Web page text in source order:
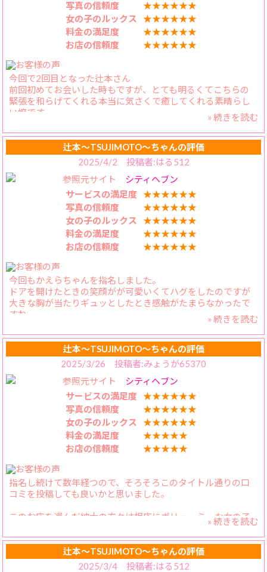
【スタッフの対応】
電話予約でいつも女性の方が対応してくれるんですが、とて
も丁寧で、自分にとっての最安値のイベントを教えてもらえる
ので大変助かっています。今後も続けて欲しいと思います。
写真の信頼度
★★★★★★
女の子のルックス
★★★★★★
料金の満足度
★★★★★★
お店の信頼度
★★★★★★
今回で2回目となった辻本さん
前回初めてお会いした時もですが、とても明るくてこちらの
緊張を和らげてくれる本当に気さくで癒してくれる素晴らし
い嬢です。
今回2回目という事もあり、お互いの悦びポイントも分かり合
えたプレイで前回にも増して大変盛り上がりました❗️
ここ最近年齢からかなかなか1回終わると愚息が熟睡してしま
う事が多かったのですが、辻本さんといちゃいちゃしている
と前回も同様にめちゃくちゃ愚息が頑張ってくれます。
それも全て辻本さんの「癒し」と「いやらしさ」のお陰で
前回も辻本さんが誰かに似てるな〜とモヤモヤして帰ったの
ですが、帰りの電車で『あっ！黒◯華さんだ！！』
と思い出し、心も体もスッキリして家路につきました。
こちらのお店は女の子は勿論、スタッフさんも対応が良く
て、いつも信頼できるお店なので安心して遊べます。
また近いうちに遊びに行きますので、その時も宜しくお願い
します❗️
» 続きを読む
辻本〜TSUJIMOTO〜ちゃんの評価
2025/4/2 投稿者:はる512
参照元サイト シティヘブン
サービスの満足度
★★★★★★
写真の信頼度
★★★★★★
女の子のルックス
★★★★★★
料金の満足度
★★★★★★
お店の信頼度
★★★★★★
今回もかえらちゃんを指名しました。
ドアを開けたときの笑顔がが可愛いくてハグをしたのですが
大きな胸が当たりギュッとしたとき感触がたまらなかったで
すね。
裸になると迫力の大きな胸にお尻が私好みの体に興奮します
ね。
浴槽でのプレイは、ベッドでのプレイとまた違った感じがし
ますね。
ベッドに戻りプレイ再開濃厚なプレイで最高ですね。
プレイ中のかえらちゃんが凄く可愛くて何度もキスしちゃい
かえらちゃんを推しになっちゃいますね。次回も指名しま
コースもさらに長いコースします。
スタッフさんの対応も丁寧でした。
» 続きを読む
辻本〜TSUJIMOTO〜ちゃんの評価
2025/3/26 投稿者:みょうが65370
参照元サイト シティヘブン
サービスの満足度
★★★★★★
写真の信頼度
★★★★★★
女の子のルックス
★★★★★★
料金の満足度
★★★★★
お店の信頼度
★★★★★
指名し続けて数年経つので、そろそろこのタイトル通りの口
コミを投稿しても良いかと思いました。
このお店を選んだ紳士の方々は相応にボリューミーな女の子
を求めていると思いますが、迷った時は彼女でまず間違いが
ないはずです！体型は、想像以上の大きさで張りがありつつ
も小さくて可愛い乳首のバスト、主張し過ぎないウエスト、
迫力満点ながら適度に締まったヒップ、全てが最高レベルだ
» 続きを読む
辻本〜TSUJIMOTO〜ちゃんの評価
2025/3/4 投稿者:はる512